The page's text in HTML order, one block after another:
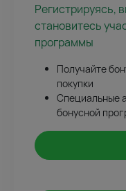
Регистрируясь,
становитесь
программы
Получайте
покупки
Специальные
бонусной